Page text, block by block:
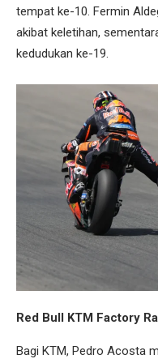
tempat ke-10. Fermin
akibat keletihan,
kedudukan ke-19.
Red Bull KTM Factory
Bagi KTM, Pedro Acosta